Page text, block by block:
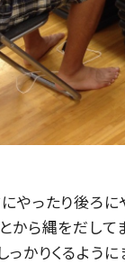
やったり後ろ
から縄をだして
っかりくるよう